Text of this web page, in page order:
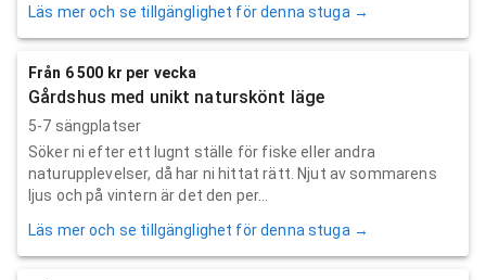
Läs mer och se tillgänglighet för denna stuga →
Från 6 500 kr per vecka
Gårdshus med unikt naturskönt läge
5-7 sängplatser
Söker ni efter ett lugnt ställe för fiske eller andra
naturupplevelser, då har ni hittat rätt. Njut av sommarens
ljus och på vintern är det den per...
Läs mer och se tillgänglighet för denna stuga →